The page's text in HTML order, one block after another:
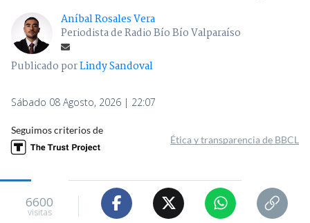
Aníbal Rosales Vera
Periodista de Radio Bío Bío Valparaíso
Publicado porLindy Sandoval
Sábado 08 Agosto, 2026 | 22:07
Seguimos criterios de
Ética y transparencia de BBCL
6600
visitas